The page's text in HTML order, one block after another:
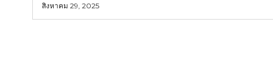
สิงหาคม 29, 2025